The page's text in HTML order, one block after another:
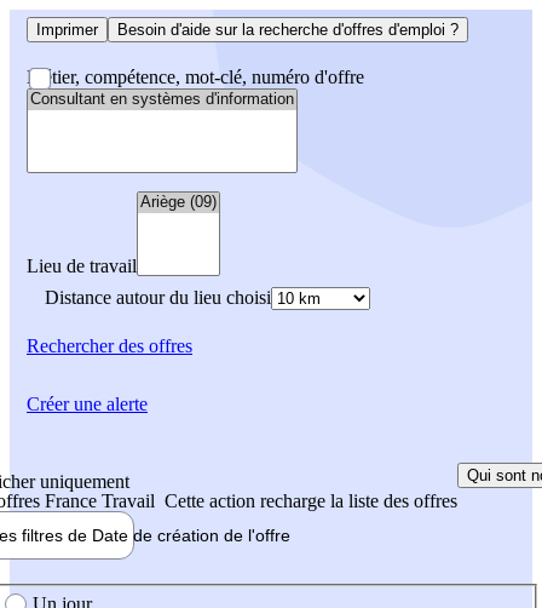
Imprimer Besoin d'aide sur la recherche d'offres d'emploi ?
Métier, compétence, mot-clé, numéro d'offre
Lieu de travail
Distance autour du lieu choisi
Rechercherdes offres
uniquement
France Travail Cette action recharge la liste des offres
Qui sont
filtres de Date de création de l'offre
création de l'offre
Un jour
Créer une alerte